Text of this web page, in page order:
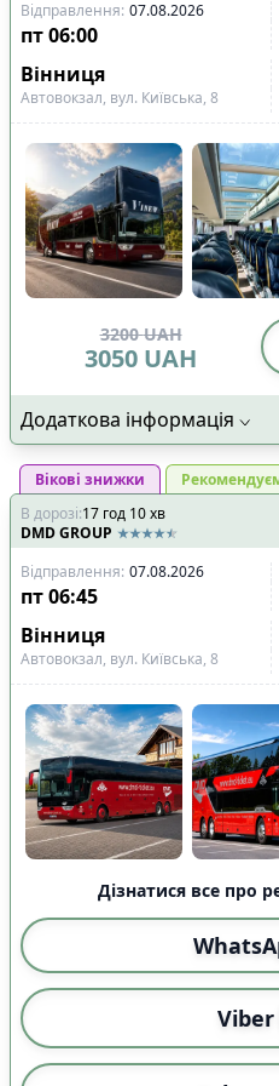
рейси
Відправлення: 07.08.2026
пт06:00
Вінниця
Автовокзал, вул. Київська, 8
3200 UAH
3050 UAH
Додаткова інформація
Вікові знижки
В дорозі:17 год 10хв
DMD GROUP
Відправлення: 07.08.2026
пт06:45
Вінниця
Автовокзал, вул. Київська, 8
Дізнатися все про
Viber